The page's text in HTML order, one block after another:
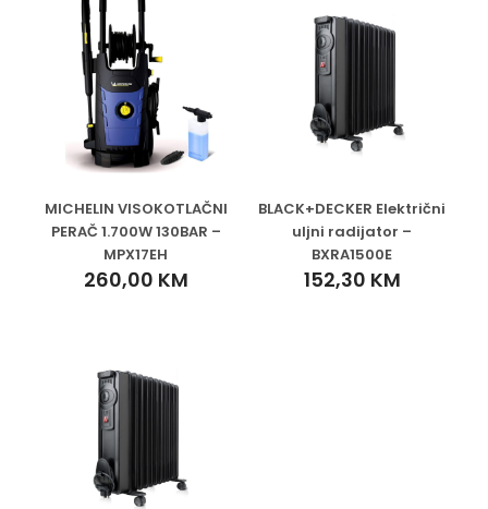
MICHELIN VISOKOTLAČNI
PERAČ 1.700W 130BAR –
MPX17EH
260,00 KM
BLACK+DECKER Električni
uljni radijator –
BXRA1500E
152,30 KM